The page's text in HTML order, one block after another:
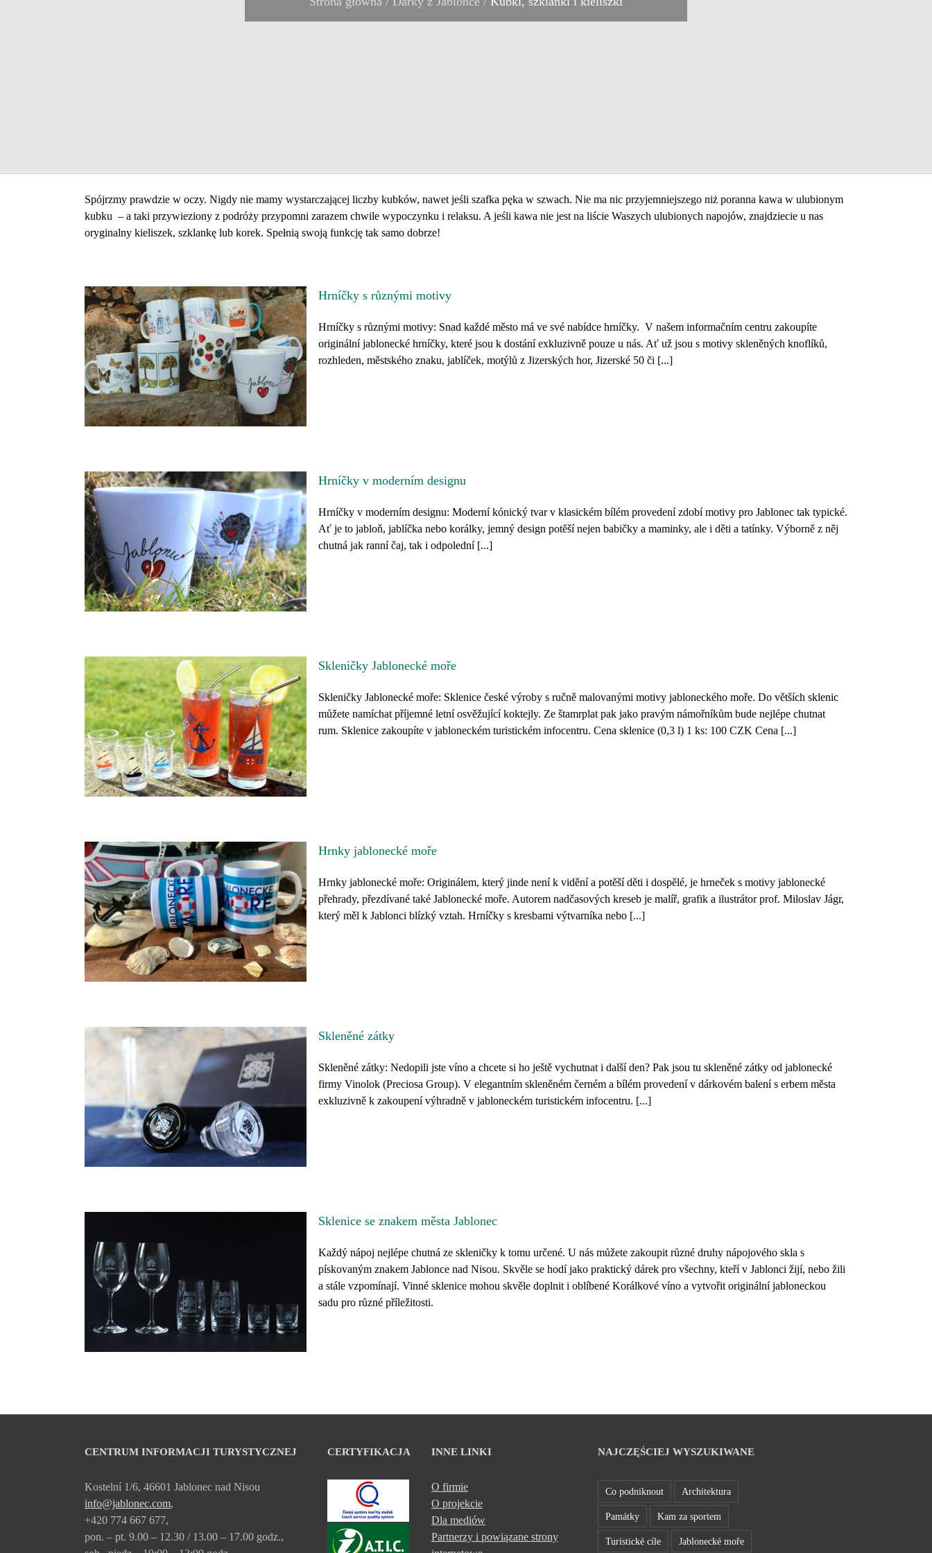
Spójrzmy prawdzie w oczy. Nigdy nie mamy wystarczającej liczby kubków, nawet jeśli szafka pęka w szwach. Nie ma nic przyjemniejszego niż poranna kawa w ulubionym
kubku – a taki przywieziony z podróży przypomni zarazem chwile wypoczynku i relaksu. A jeśli kawa nie jest na liście Waszych ulubionych napojów, znajdziecie u nas
oryginalny kieliszek, szklankę lub korek. Spełnią swoją funkcję tak samo dobrze!
Hrníčky s různými motivy
Hrníčky s různými motivy: Snad každé město má ve své nabídce hrníčky. V našem informačním centru zakoupíte
originální jablonecké hrníčky, které jsou k dostání exkluzivně pouze u nás. Ať už jsou s motivy skleněných knoflíků,
rozhleden, městského znaku, jablíček, motýlů z Jizerských hor, Jizerské 50 či [...]
Hrníčky v moderním designu
Hrníčky v moderním designu: Moderní kónický tvar v klasickém bílém provedení zdobí motivy pro Jablonec tak typické.
Ať je to jabloň, jablíčka nebo korálky, jemný design potěší nejen babičky a maminky, ale i děti a tatínky. Výborně z něj
chutná jak ranní čaj, tak i odpolední [...]
Skleničky Jablonecké moře
Skleničky Jablonecké moře: Sklenice české výroby s ručně malovanými motivy jabloneckého moře. Do větších sklenic
můžete namíchat příjemné letní osvěžující koktejly. Ze štamrplat pak jako pravým námořníkům bude nejlépe chutnat
rum. Sklenice zakoupíte v jabloneckém turistickém infocentru. Cena sklenice (0,3 l) 1 ks: 100 CZK Cena [...]
Hrnky jablonecké moře
Hrnky jablonecké moře: Originálem, který jinde není k vidění a potěší děti i dospělé, je hrneček s motivy jablonecké
přehrady, přezdívané také Jablonecké moře. Autorem nadčasových kreseb je malíř, grafik a ilustrátor prof. Miloslav Jágr,
který měl k Jablonci blízký vztah. Hrníčky s kresbami výtvarníka nebo [...]
Skleněné zátky
Skleněné zátky: Nedopili jste víno a chcete si ho ještě vychutnat i další den? Pak jsou tu skleněné zátky od jablonecké
firmy Vinolok (Preciosa Group). V elegantním skleněném černém a bílém provedení v dárkovém balení s erbem města
exkluzivně k zakoupení výhradně v jabloneckém turistickém infocentru. [...]
Sklenice se znakem města Jablonec
Každý nápoj nejlépe chutná ze skleničky k tomu určené. U nás můžete zakoupit různé druhy nápojového skla s
pískovaným znakem Jablonce nad Nisou. Skvěle se hodí jako praktický dárek pro všechny, kteří v Jablonci žijí, nebo žili
a stále vzpomínají. Vinné sklenice mohou skvěle doplnit i oblíbené Korálkové víno a vytvořit originální jabloneckou
sadu pro různé příležitosti.
CENTRUM INFORMACJI TURYSTYCZNEJ
Kostelní 1/6, 46601 Jablonec nad Nisou
info@jablonec.com,
+420 774 667 677,
pon. – pt. 9.00 – 12.30 / 13.00 – 17.00 godz.,
CERTYFIKACJA INNE LINKI
O firmie
O projekcie
Dla mediów
Partnerzy i powiązane strony
NAJCZĘŚCIEJ WYSZUKIWANE
Co podniknout Architektura
Památky Kam za sportem
Turistické cíle Jablonecké moře